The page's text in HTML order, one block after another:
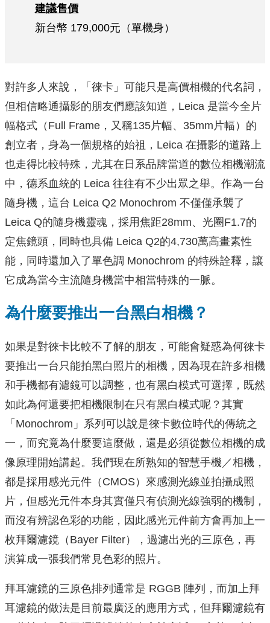
建議售價
新台幣 179,000元（單機身）
對許多人來說，「徠卡」可能只是高價相機的代名詞，
但相信略通攝影的朋友們應該知道，Leica 是當今全片
幅格式（Full Frame，又稱135片幅、35mm片幅）的
創立者，身為一個規格的始祖，Leica 在攝影的道路上
也走得比較特殊，尤其在日系品牌當道的數位相機潮流
中，德系血統的 Leica 往往有不少出眾之舉。作為一台
隨身機，這台 Leica Q2 Monochrom 不僅僅承襲了
Leica Q的隨身機靈魂，採用焦距28mm、光圈F1.7的
定焦鏡頭，同時也具備 Leica Q2的4,730萬高畫素性
能，同時還加入了單色調 Monochrom 的特殊詮釋，讓
它成為當今主流隨身機當中相當特殊的一脈。
為什麼要推出一台黑白相機？
如果是對徠卡比較不了解的朋友，可能會疑惑為何徠卡
要推出一台只能拍黑白照片的相機，因為現在許多相機
和手機都有濾鏡可以調整，也有黑白模式可選擇，既然
如此為何還要把相機限制在只有黑白模式呢？其實
「Monochrom」系列可以說是徠卡數位時代的傳統之
一，而究竟為什麼要這麼做，還是必須從數位相機的成
像原理開始講起。我們現在所熟知的智慧手機／相機，
都是採用感光元件（CMOS）來感測光線並拍攝成照
片，但感光元件本身其實僅只有偵測光線強弱的機制，
而沒有辨認色彩的功能，因此感光元件前方會再加上一
枚拜爾濾鏡（Bayer Filter），過濾出光的三原色，再
演算成一張我們常見色彩的照片。
拜耳濾鏡的三原色排列通常是 RGGB 陣列，而加上拜
耳濾鏡的做法是目前最廣泛的應用方式，但拜爾濾鏡有